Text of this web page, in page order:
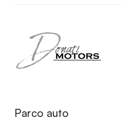
Parco auto